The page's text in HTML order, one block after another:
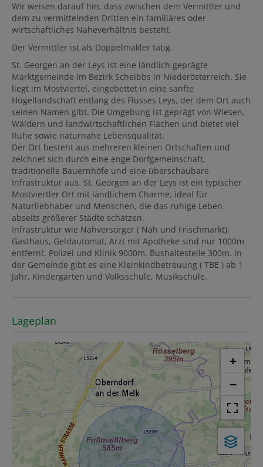
Wir weisen darauf hin, dass zwischen dem Vermittler und
dem zu vermittelnden Dritten ein familiäres oder
wirtschaftliches Naheverhältnis besteht.
Der Vermittler ist als Doppelmakler tätig.
St. Georgen an der Leys ist eine ländlich geprägte
Marktgemeinde im Bezirk Scheibbs in Niederösterreich. Sie
liegt im Mostviertel, eingebettet in eine sanfte
Hügellandschaft entlang des Flusses Leys, der dem Ort auch
seinen Namen gibt. Die Umgebung ist geprägt von Wiesen,
Wäldern und landwirtschaftlichen Flächen und bietet viel
Ruhe sowie naturnahe Lebensqualität.
Der Ort besteht aus mehreren kleinen Ortschaften und
zeichnet sich durch eine enge Dorfgemeinschaft,
traditionelle Bauernhöfe und eine überschaubare
Infrastruktur aus. St. Georgen an der Leys ist ein typischer
Mostviertler Ort mit ländlichem Charme, ideal für
Naturliebhaber und Menschen, die das ruhige Leben
abseits größerer Städte schätzen.
Infrastruktur wie Nahversorger ( Nah und Frischmarkt),
Gasthaus, Geldautomat, Arzt mit Apotheke sind nur 1000m
entfernt. Polizei und Klinik 9000m. Bushaltestelle 300m. In
der Gemeinde gibt es eine Kleinkindbetreuung ( TBE ) ab 1
Jahr, Kindergarten und Volksschule, Musikschule.
Lageplan
+
−